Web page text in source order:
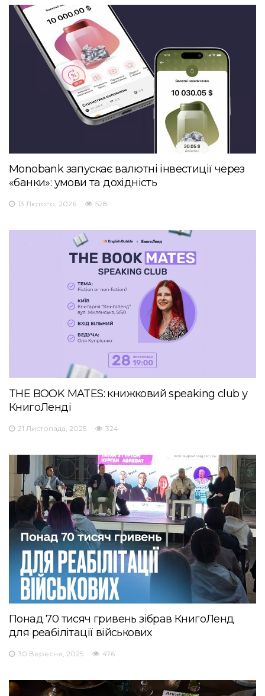
Monobank запускає валютні інвестиції через
«банки»: умови та дохідність
13 Лютого, 2026 528
THE BOOK MATES: книжковий speaking club у
КнигоЛенді
21 Листопада, 2025 324
Понад 70 тисяч гривень зібрав КнигоЛенд
для реабілітації військових
30 Вересня, 2025 476